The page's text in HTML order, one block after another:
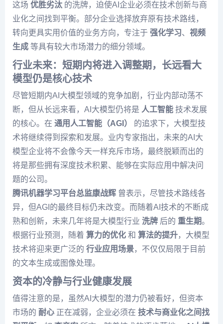
这场 优胜劣汰 的洗牌，迫使AI企业必须在技术创新与商
业化之间找到平衡。部分企业选择放弃原有技术路线，
转向更具实用价值的业务方向，专注于 强化学习、 视频
生成 等具有较大市场潜力的细分领域。
行业未来：短期内将进入调整期，长远看大
模型仍是核心技术
尽管短期内AI大模型领域的竞争加剧，行业内部动荡不
断，但从长远来看，AI大模型仍将是 人工智能 技术发展
的核心。在 通用人工智能（AGI）
的追求下，大模型技
术将继续得到探索和发展。业内专家指出，未来的AI大
模型企业将不会像今天一样充斥市场，最终脱颖而出的
将是那些拥有深度技术积累、能够在实际应用中解决问
题的公司。
腾讯机器学习平台总监康战辉 曾表示，尽管技术路线各
异，但AGI的最终目标仍未改变。而随着AI技术的不断成
熟和创新，未来几年将是大模型行业 洗牌 后的 重生期。
根据行业预测，随着 算力的优化 和 算法的提升，大模型
技术将迎来更广泛的 行业应用场景，不仅仅局限于目前
的文本生成或图像处理。
资本的冷静与行业健康发展
值得注意的是，虽然AI大模型的潜力仍被看好，但资本
市场的 耐心 正在减弱，企业必须在 技术与商业化之间找